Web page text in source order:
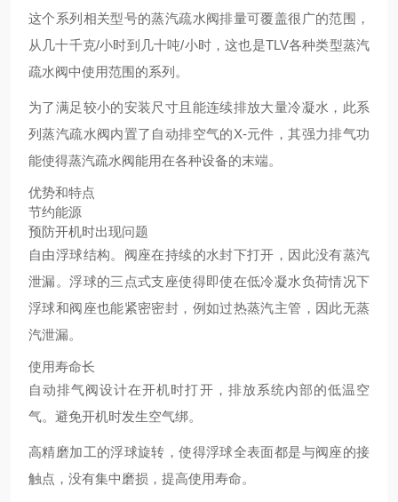
这个系列相关型号的蒸汽疏水阀排量可覆盖很广的范围，
从几十千克/小时到几十吨/小时，这也是TLV各种类型蒸汽
疏水阀中使用范围的系列。
为了满足较小的安装尺寸且能连续排放大量冷凝水，此系
列蒸汽疏水阀内置了自动排空气的X-元件，其强力排气功
能使得蒸汽疏水阀能用在各种设备的末端。
优势和特点
节约能源
预防开机时出现问题
自由浮球结构。阀座在持续的水封下打开，因此没有蒸汽
泄漏。浮球的三点式支座使得即使在低冷凝水负荷情况下
浮球和阀座也能紧密密封，例如过热蒸汽主管，因此无蒸
汽泄漏。
使用寿命长
自动排气阀设计在开机时打开，排放系统内部的低温空
气。避免开机时发生空气绑。
高精磨加工的浮球旋转，使得浮球全表面都是与阀座的接
触点，没有集中磨损，提高使用寿命。